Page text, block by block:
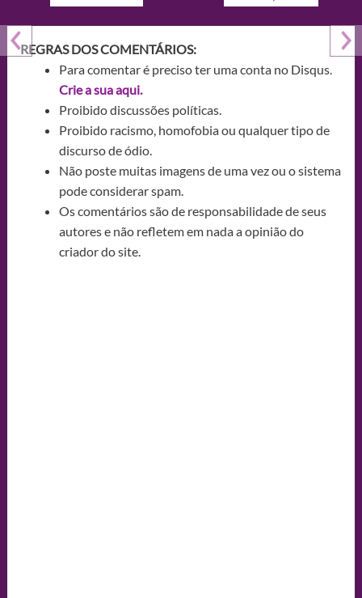
REGRAS DOS COMENTÁRIOS:
Para comentar é preciso ter uma conta no Disqus.
Crie a sua aqui.
Proibido discussões políticas.
Proibido racismo, homofobia ou qualquer tipo de
discurso de ódio.
Não poste muitas imagens de uma vez ou o sistema
pode considerar spam.
Os comentários são de responsabilidade de seus
autores e não refletem em nada a opinião do
criador do site.